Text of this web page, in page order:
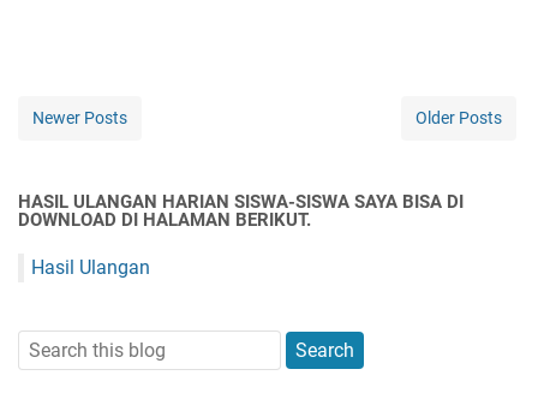
Newer Posts Older Posts
HASIL ULANGAN HARIAN SISWA-SISWA SAYA BISA DI
DOWNLOAD DI HALAMAN BERIKUT.
Hasil Ulangan